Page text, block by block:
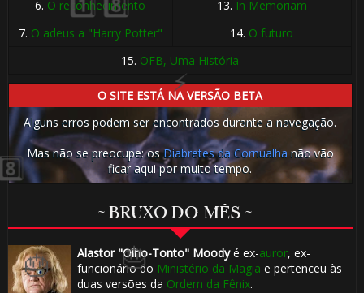
6. O reconhecimento 13. In Memoriam
7. O adeus a "Harry Potter" 14. O futuro
15. OFB, Uma História
O SITE ESTÁ NA VERSÃO BETA
Alguns erros podem ser encontrados durante a navegação.
Mas não se preocupe: osDiabretes da Cornualha não vão
ficar aqui por muito tempo.
~ BRUXO DO MÊS ~
Alastor "Olho-Tonto" Moodyé ex-auror, ex-
funcionário do Ministério da Magia e pertenceu às
duas versões da Ordem da Fênix.
🎂
🎂